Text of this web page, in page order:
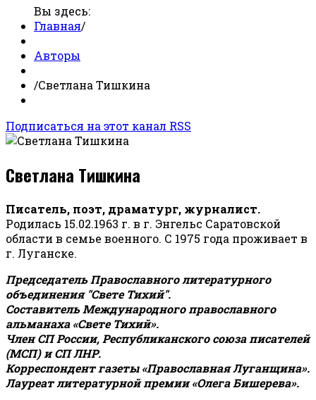
Вы здесь:
Главная/
Авторы
/Светлана Тишкина
Подписаться на этот канал RSS
Светлана Тишкина
Писатель, поэт, драматург, журналист.
Родилась 15.02.1963 г. в г. Энгельс Саратовской
области в семье военного. С 1975 года проживает в
г. Луганске.
Председатель Православного литературного
объединения "Свете Тихий".
Составитель Международного православного
альманаха «Свете Тихий».
Член СП России, Республиканского союза писателей
(МСП) и СП ЛНР.
Корреспондент газеты «Православная Луганщина».
Лауреат литературной премии «Олега Бишерева».